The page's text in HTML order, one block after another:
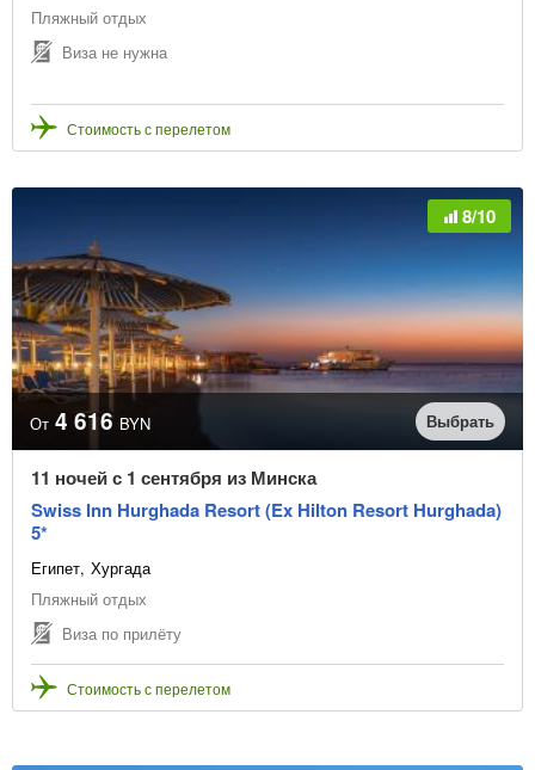
Пляжный отдых
Виза не нужна
Стоимость с перелетом
8/10
От 4 616 BYN Выбрать
11 ночей с 1 сентября из Минска
Swiss Inn Hurghada Resort (Ex Hilton Resort Hurghada)
5*
Египет Хургада
Пляжный отдых
Виза по прилёту
Стоимость с перелетом